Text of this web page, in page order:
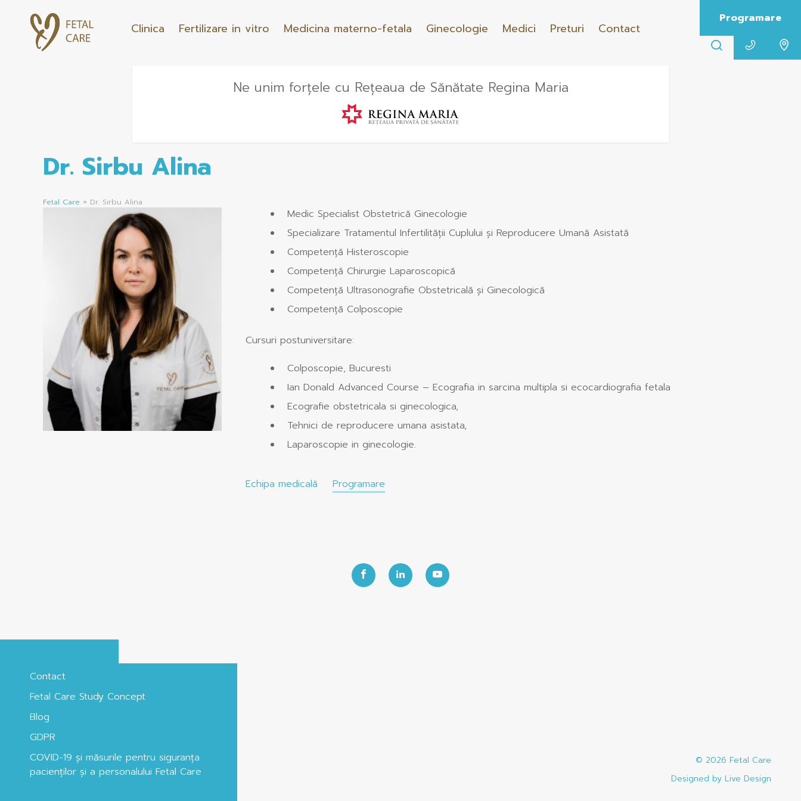
Clinica Fertilizare in vitro Medicina materno-fetala Ginecologie Medici Preturi Contact
Programare
Ne unim forțele cu Rețeaua de Sănătate Regina Maria
Dr. Sirbu Alina
Fetal Care » Dr. Sirbu Alina
Medic Specialist Obstetrică Ginecologie
Specializare Tratamentul Infertilității Cuplului și Reproducere Umană Asistată
Competență Histeroscopie
Competență Chirurgie Laparoscopică
Competență Ultrasonografie Obstetricală și Ginecologică
Competență Colposcopie
Cursuri postuniversitare:
Colposcopie, Bucuresti
Ian Donald Advanced Course – Ecografia in sarcina multipla si ecocardiografia fetala
Ecografie obstetricala si ginecologica,
Tehnici de reproducere umana asistata,
Laparoscopie in ginecologie.
Echipa medicală Programare
Contact
Fetal Care Study Concept
Blog
GDPR
COVID-19 și măsurile pentru siguranța
pacienților și a personalului Fetal Care
© 2026 Fetal Care
Designed by Live Design